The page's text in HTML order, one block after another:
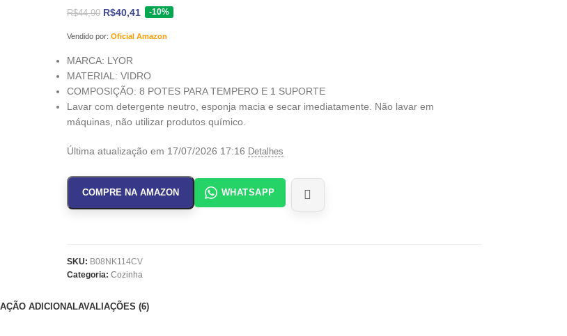
R$44,90 R$40,41 -10%
Vendido por: Oficial Amazon
MARCA: LYOR
MATERIAL: VIDRO
COMPOSIÇÃO: 8 POTES PARA TEMPERO E 1 SUPORTE
Lavar com detergente neutro, esponja macia e secar imediatamente. Não lavar em
máquinas, não utilizar produtos químico.
Última atualização em 17/07/2026 17:16 Detalhes
COMPRE NA AMAZON WHATSAPP
SKU: B08NK114CV
Categoria: Cozinha
ADICIONALAVALIAÇÕES (6)